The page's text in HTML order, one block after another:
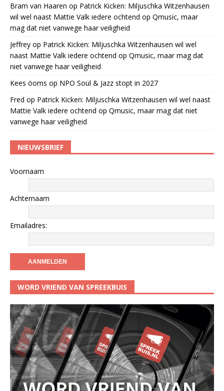
Bram van Haaren op Patrick Kicken: Miljuschka Witzenhausen
wil wel naast Mattie Valk iedere ochtend op Qmusic, maar
mag dat niet vanwege haar veiligheid
Jeffrey op Patrick Kicken: Miljuschka Witzenhausen wil wel
naast Mattie Valk iedere ochtend op Qmusic, maar mag dat
niet vanwege haar veiligheid
Kees öoms op NPO Soul & Jazz stopt in 2027
Fred op Patrick Kicken: Miljuschka Witzenhausen wil wel naast
Mattie Valk iedere ochtend op Qmusic, maar mag dat niet
vanwege haar veiligheid
NIEUWSBRIEF
Voornaam
Achternaam
Emailadres:
WORD VRIEND VAN SPREEKBUIS